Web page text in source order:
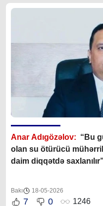
Anar Adıgözəlov: “Bu
olan su ötürücü
daim diqqətdə saxlanılır”
Bakı 18-05-2026
7 0 1246